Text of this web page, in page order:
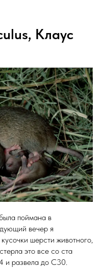
Клаус
поймана в
вечер я
шерсти животного,
это все со ста
и развела до C30.